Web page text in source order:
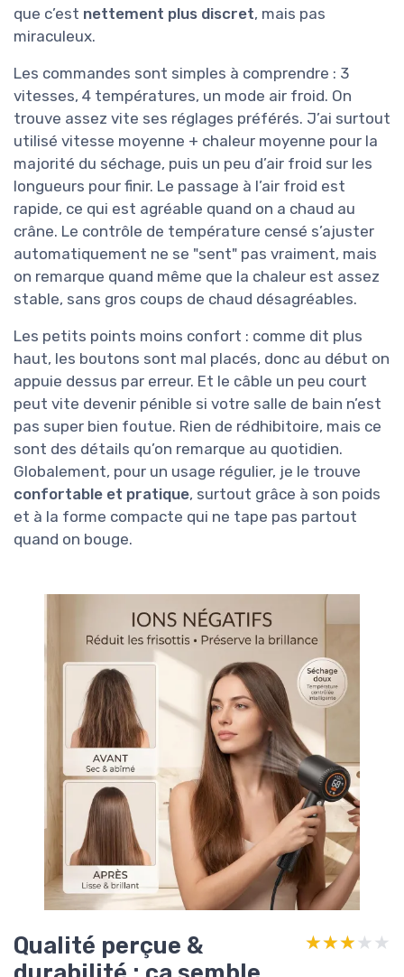
que c’est nettement plus discret, mais pas
miraculeux.
Les commandes sont simples à comprendre : 3
vitesses, 4 températures, un mode air froid. On
trouve assez vite ses réglages préférés. J’ai surtout
utilisé vitesse moyenne + chaleur moyenne pour la
majorité du séchage, puis un peu d’air froid sur les
longueurs pour finir. Le passage à l’air froid est
rapide, ce qui est agréable quand on a chaud au
crâne. Le contrôle de température censé s’ajuster
automatiquement ne se "sent" pas vraiment, mais
on remarque quand même que la chaleur est assez
stable, sans gros coups de chaud désagréables.
Les petits points moins confort : comme dit plus
haut, les boutons sont mal placés, donc au début on
appuie dessus par erreur. Et le câble un peu court
peut vite devenir pénible si votre salle de bain n’est
pas super bien foutue. Rien de rédhibitoire, mais ce
sont des détails qu’on remarque au quotidien.
Globalement, pour un usage régulier, je le trouve
confortable et pratique, surtout grâce à son poids
et à la forme compacte qui ne tape pas partout
quand on bouge.
Qualité perçue &
★★★★★
★★★★★